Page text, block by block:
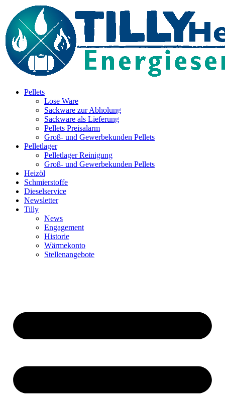
springen
Pellets
Lose Ware
Sackware zur Abholung
Sackware als Lieferung
Pellets Preisalarm
Groß- und Gewerbekunden Pellets
Pelletlager
Pelletlager Reinigung
Groß- und Gewerbekunden Pellets
Heizöl
Schmierstoffe
Dieselservice
Newsletter
Tilly
News
Engagement
Historie
Wärmekonto
Stellenangebote